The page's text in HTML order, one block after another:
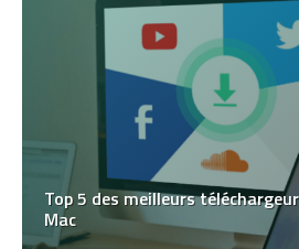
Top 5 des meilleurs
Mac